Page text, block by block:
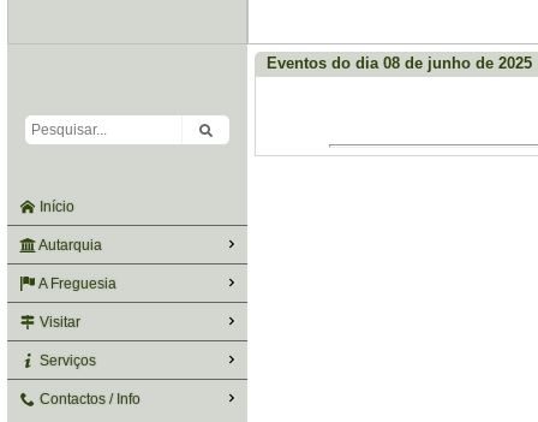
Início
Autarquia
A Freguesia
Visitar
Serviços
Contactos / Info
Eventos do dia 08 de junho de 2025